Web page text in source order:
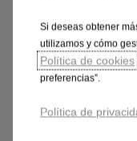
36 meses a través
EFC, S.A. Incluidos
Sujeto a aprobación
financiera mensual
Si deseas obtener
utilizamos y cómo
Política de cookies
preferencias”.
Política de